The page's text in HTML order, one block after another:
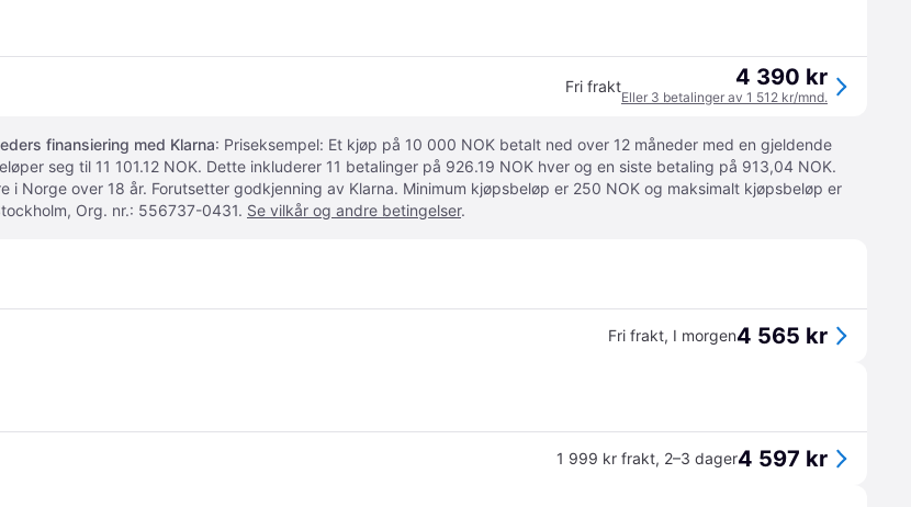
Fri frakt 4 390 kr
Eller 3 betalinger av 1 512 kr/mnd.
finansiering med Klarna: Priseksempel: Et kjøp på 10 000 NOK betalt ned over 12 måneder med en gjeldende
seg til 11 101.12 NOK. Dette inkluderer 11 betalinger på 926.19 NOK hver og en siste betaling på 913,04 NOK.
over 18 år. Forutsetter godkjenning av Klarna. Minimum kjøpsbeløp er 250 NOK og maksimalt kjøpsbeløp er
Org. nr.: 556737-0431. Se vilkår og andre betingelser.
Fri frakt, I morgen4 565 kr
1 999 kr frakt, 2–3 dager4 597 kr